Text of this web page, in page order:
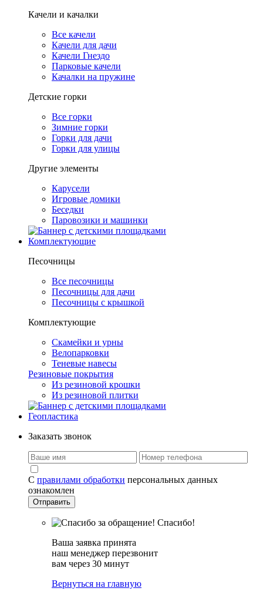
Качели и качалки
Все качели
Качели для дачи
Качели Гнездо
Парковые качели
Качалки на пружине
Детские горки
Все горки
Зимние горки
Горки для дачи
Горки для улицы
Другие элементы
Карусели
Игровые домики
Беседки
Паровозики и машинки
Комплектующие
Песочницы
Все песочницы
Песочницы для дачи
Песочницы с крышкой
Комплектующие
Скамейки и урны
Велопарковки
Теневые навесы
Резиновые покрытия
Из резиновой крошки
Из резиновой плитки
Геопластика
Заказать звонок
С правилами обработки персональных данных
ознакомлен
Спасибо!
Ваша заявка принята
наш менеджер перезвонит
вам через 30 минут
Вернуться на главную